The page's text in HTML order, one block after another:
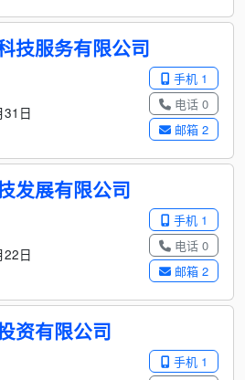
技服务有限公司
手机 1
电话 0
邮箱 2
日
发展有限公司
手机 1
电话 0
邮箱 2
日
资有限公司
手机 1